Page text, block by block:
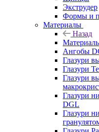
Экструдер
Формы и
Материалы
Назад
Ангобы
Глазури
Глазури
Глазури
Глазури
DGL
Глазури